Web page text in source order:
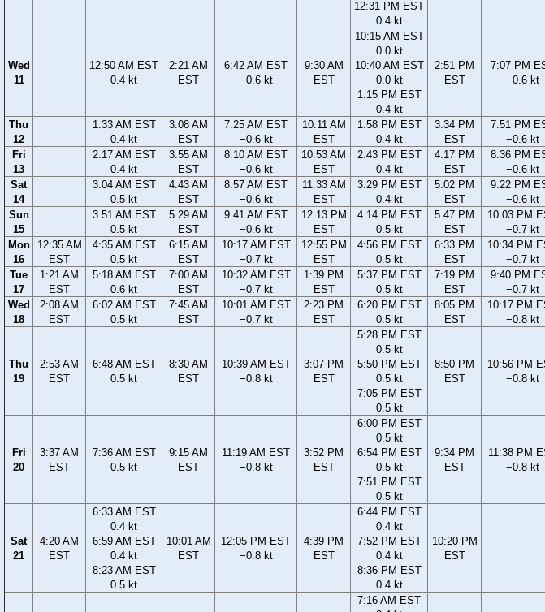
12:31 PM EST
0.4 kt
Wed
11
12:50 AM EST
0.4 kt
2:21 AM
EST
6:42 AM EST
−0.6 kt
9:30 AM
EST
10:15 AM EST
0.0 kt
10:40 AM EST
0.0 kt
1:15 PM EST
0.4 kt
2:51 PM
EST
7:07 PM
−0.6 kt
Thu
12
1:33 AM EST
0.4 kt
3:08 AM
EST
7:25 AM EST
−0.6 kt
10:11 AM
EST
1:58 PM EST
0.4 kt
3:34 PM
EST
7:51 PM
−0.6 kt
Fri
13
2:17 AM EST
0.4 kt
3:55 AM
EST
8:10 AM EST
−0.6 kt
10:53 AM
EST
2:43 PM EST
0.4 kt
4:17 PM
EST
8:36 PM
−0.6 kt
Sat
14
3:04 AM EST
0.5 kt
4:43 AM
EST
8:57 AM EST
−0.6 kt
11:33 AM
EST
3:29 PM EST
0.4 kt
5:02 PM
EST
9:22 PM
−0.6 kt
Sun
15
3:51 AM EST
0.5 kt
5:29 AM
EST
9:41 AM EST
−0.6 kt
12:13 PM
EST
4:14 PM EST
0.5 kt
5:47 PM
EST
10:03 PM
−0.7 kt
Mon
16
12:35 AM
EST
4:35 AM EST
0.5 kt
6:15 AM
EST
10:17 AM EST
−0.7 kt
12:55 PM
EST
4:56 PM EST
0.5 kt
6:33 PM
EST
10:34 PM
−0.7 kt
Tue
17
1:21 AM
EST
5:18 AM EST
0.6 kt
7:00 AM
EST
10:32 AM EST
−0.7 kt
1:39 PM
EST
5:37 PM EST
0.5 kt
7:19 PM
EST
9:40 PM
−0.7 kt
Wed
18
2:08 AM
EST
6:02 AM EST
0.5 kt
7:45 AM
EST
10:01 AM EST
−0.7 kt
2:23 PM
EST
6:20 PM EST
0.5 kt
8:05 PM
EST
10:17 PM
−0.8 kt
Thu
19
2:53 AM
EST
6:48 AM EST
0.5 kt
8:30 AM
EST
10:39 AM EST
−0.8 kt
3:07 PM
EST
5:28 PM EST
0.5 kt
5:50 PM EST
0.5 kt
7:05 PM EST
0.5 kt
8:50 PM
EST
10:56 PM
−0.8 kt
Fri
20
3:37 AM
EST
7:36 AM EST
0.5 kt
9:15 AM
EST
11:19 AM EST
−0.8 kt
3:52 PM
EST
6:00 PM EST
0.5 kt
6:54 PM EST
0.5 kt
7:51 PM EST
0.5 kt
9:34 PM
EST
11:38 PM
−0.8 kt
Sat
21
4:20 AM
EST
6:33 AM EST
0.4 kt
6:59 AM EST
0.4 kt
8:23 AM EST
0.5 kt
10:01 AM
EST
12:05 PM EST
−0.8 kt
4:39 PM
EST
6:44 PM EST
0.4 kt
7:52 PM EST
0.4 kt
8:36 PM EST
0.4 kt
10:20 PM
EST
7:16 AM EST